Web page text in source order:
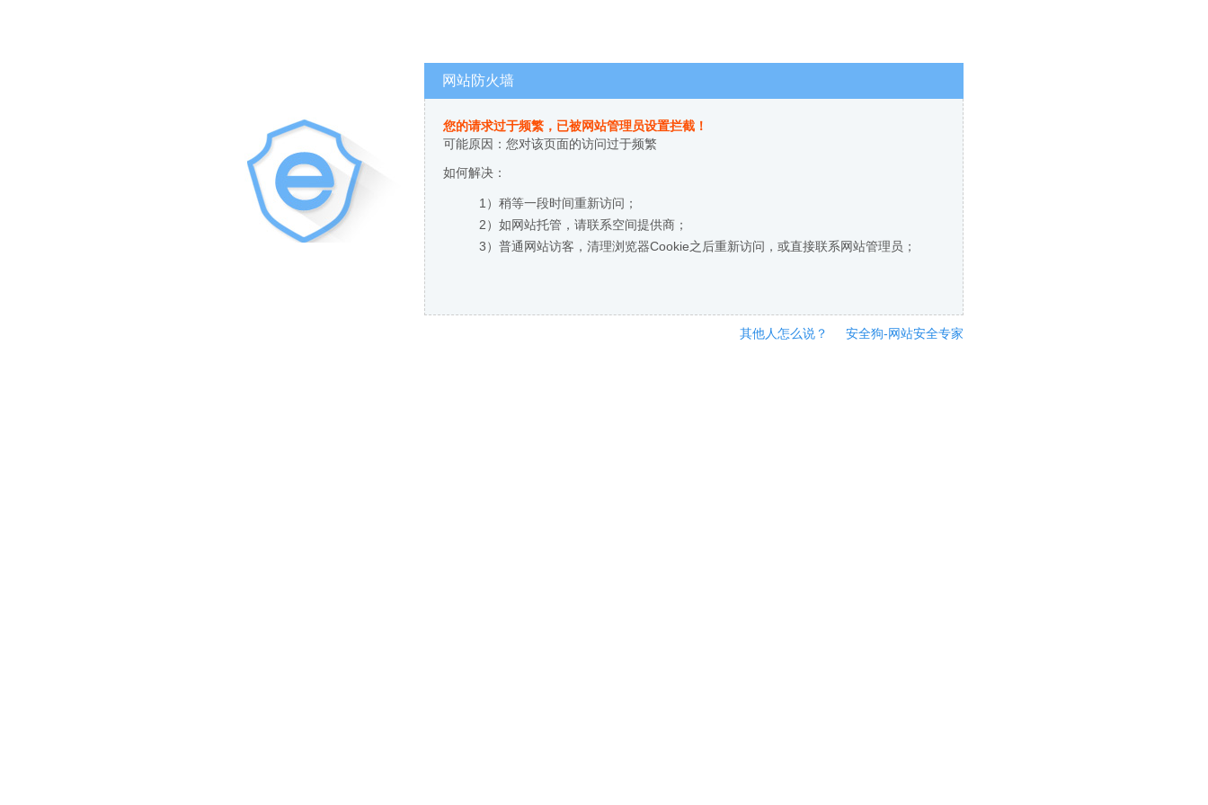
网站防火墙
您的请求过于频繁，已被网站管理员设置拦截！
可能原因：您对该页面的访问过于频繁
如何解决：
1）稍等一段时间重新访问；
2）如网站托管，请联系空间提供商；
3）普通网站访客，清理浏览器Cookie之后重新访问，或直接联系网站管理员；
其他人怎么说？ 安全狗-网站安全专家